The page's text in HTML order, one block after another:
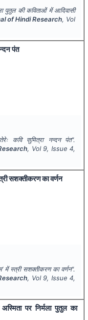
पुतुल की कविताओं में आदिवासी
of Hindi Research, Vol
पंत
कवि सुमित्रा नन्दन पंत".
, Vol 9, Issue4,
सशक्तीकरण का वर्णन
में स्त्री सशक्तीकरण का वर्णन".
, Vol 9, Issue4,
पर निर्मला पुतुल का